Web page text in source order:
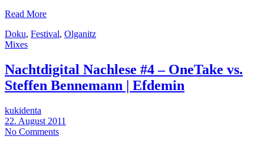
Read More
Doku, Festival, Olganitz
Mixes
Nachtdigital Nachlese #4 – OneTake vs.
Steffen Bennemann | Efdemin
kukidenta
22. August 2011
No Comments